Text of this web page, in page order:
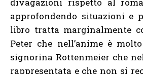
approfondendo situazioni e
libro tratta marginalmente
Peter che nell’anime è
signorina Rottenmeier che
rappresentata e che non si